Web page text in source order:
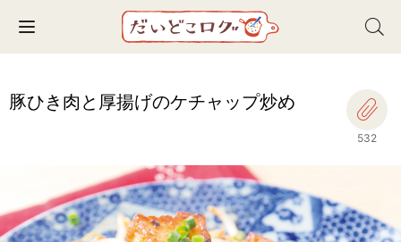
Toggle navigation
豚ひき肉と厚揚げのケチャップ炒め
532